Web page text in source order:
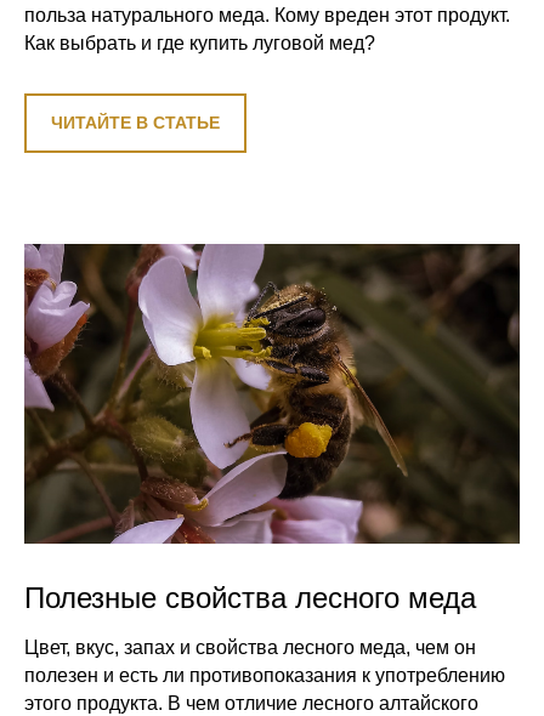
польза натурального меда. Кому вреден этот продукт.
Как выбрать и где купить луговой мед?
ЧИТАЙТЕ В СТАТЬЕ
Полезные свойства лесного меда
Цвет, вкус, запах и свойства лесного меда, чем он
полезен и есть ли противопоказания к употреблению
этого продукта. В чем отличие лесного алтайского